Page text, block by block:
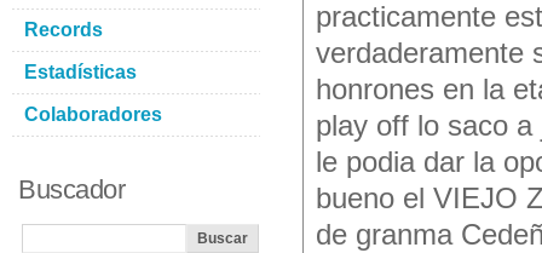
practicamente
verdaderamente
honrones en la
play off lo saco
le podia dar la
bueno el VIEJO
de granma
Records
Estadísticas
Colaboradores
Buscador